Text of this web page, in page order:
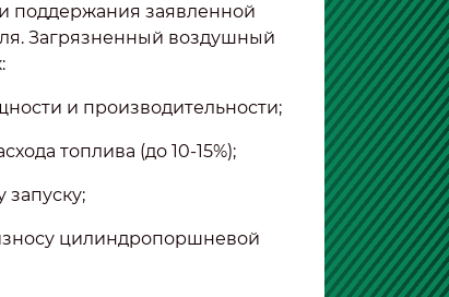
поддержания заявленной
Загрязненный воздушный
и производительности;
топлива (до 10-15%);
запуску;
цилиндропоршневой